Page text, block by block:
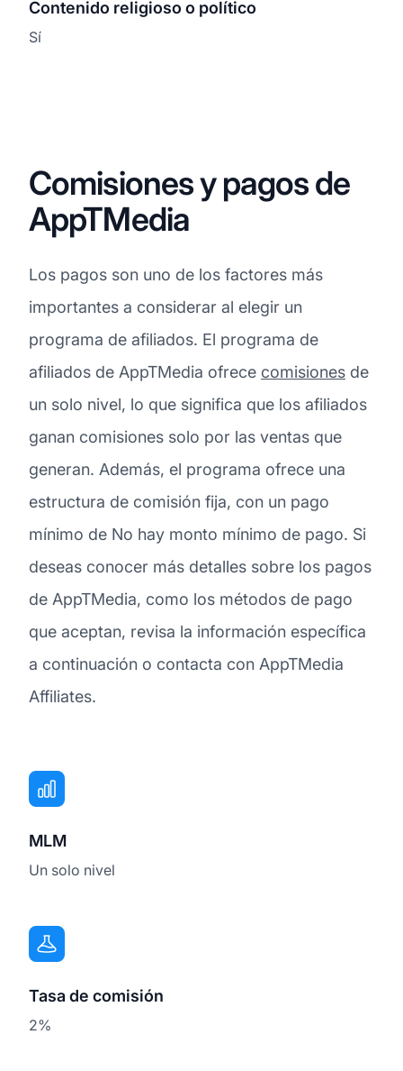
Contenido religioso o político
Sí
Comisiones y pagos de
AppTMedia
Los pagos son uno de los factores más
importantes a considerar al elegir un
programa de afiliados. El programa de
afiliados de AppTMedia ofrece comisiones de
un solo nivel, lo que significa que los afiliados
ganan comisiones solo por las ventas que
generan. Además, el programa ofrece una
estructura de comisión fija, con un pago
mínimo de No hay monto mínimo de pago. Si
deseas conocer más detalles sobre los pagos
de AppTMedia, como los métodos de pago
que aceptan, revisa la información específica
a continuación o contacta con AppTMedia
Affiliates.
MLM
Un solo nivel
Tasa de comisión
2%